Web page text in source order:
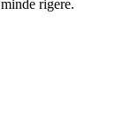
rigere.